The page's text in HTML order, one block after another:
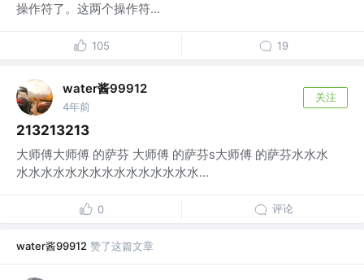
操作符了。这两个操作符...
105 19
water酱99912
4年前
关注
213213213
大师傅大师傅 的萨芬 大师傅 的萨芬s大师傅 的萨芬水水水
水水水水水水水水水水水水水水水...
0 评论
water酱99912 赞了这篇文章